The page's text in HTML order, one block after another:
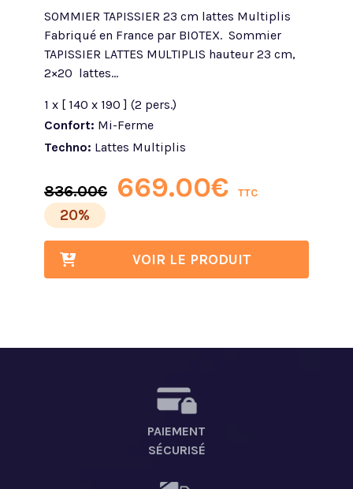
SOMMIER TAPISSIER 23 cm lattes Multiplis
Fabriqué en France par BIOTEX. Sommier
TAPISSIER LATTES MULTIPLIS hauteur 23 cm,
2×20 lattes...
1 x [ 140 x 190 ] (2 pers.)
Confort: Mi-Ferme
Techno: Lattes Multiplis
836.00€ 669.00€ TTC
20%
VOIR LE PRODUIT
PAIEMENT
SÉCURISÉ